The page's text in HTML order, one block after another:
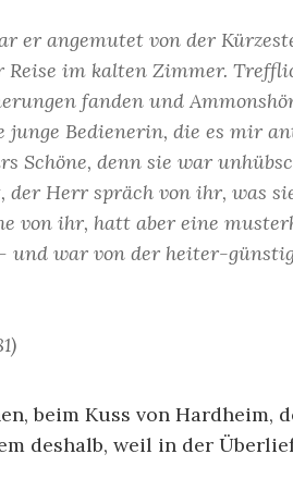
er angemutet von der
im kalten Zimmer.
fanden und
Bedienerin, die es mir
Schöne, denn sie war
der Herr spräch von ihr, was
von ihr, hatt aber eine
war von der heiter-
beim Kuss von Hardheim,
deshalb, weil in der